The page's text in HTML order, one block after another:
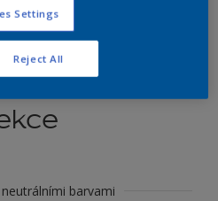
barevné
barvami
Settings
Reject All